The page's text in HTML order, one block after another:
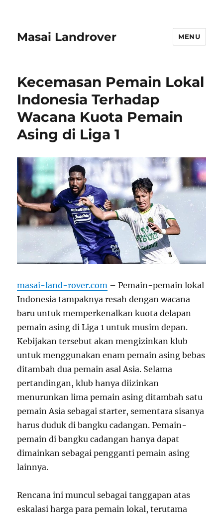
Masai Landrover MENU
Kecemasan Pemain Lokal
Indonesia Terhadap
Wacana Kuota Pemain
Asing di Liga 1
masai-land-rover.com – Pemain-pemain lokal
Indonesia tampaknya resah dengan wacana
baru untuk memperkenalkan kuota delapan
pemain asing di Liga 1 untuk musim depan.
Kebijakan tersebut akan mengizinkan klub
untuk menggunakan enam pemain asing bebas
ditambah dua pemain asal Asia. Selama
pertandingan, klub hanya diizinkan
menurunkan lima pemain asing ditambah satu
pemain Asia sebagai starter, sementara sisanya
harus duduk di bangku cadangan. Pemain-
pemain di bangku cadangan hanya dapat
dimainkan sebagai pengganti pemain asing
lainnya.
Rencana ini muncul sebagai tanggapan atas
eskalasi harga para pemain lokal, terutama